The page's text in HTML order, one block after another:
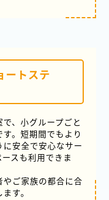
ートステ
、小グループごと
。短期間でもより
安全で安心なサー
スも利用できま
ご家族の都合に合
ます。